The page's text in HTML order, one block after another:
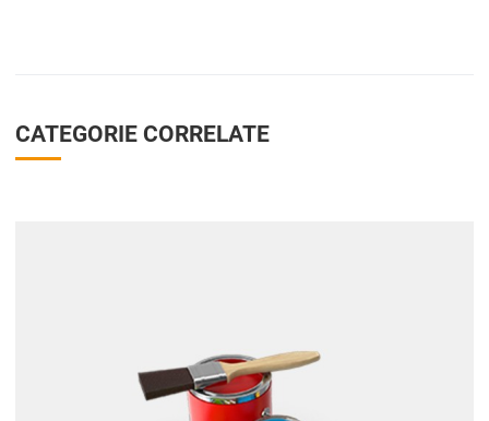
CATEGORIE CORRELATE